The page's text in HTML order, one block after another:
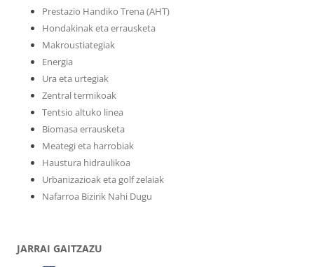
Prestazio Handiko Trena (AHT)
Hondakinak eta errausketa
Makroustiategiak
Energia
Ura eta urtegiak
Zentral termikoak
Tentsio altuko linea
Biomasa errausketa
Meategi eta harrobiak
Haustura hidraulikoa
Urbanizazioak eta golf zelaiak
Nafarroa Bizirik Nahi Dugu
JARRAI GAITZAZU